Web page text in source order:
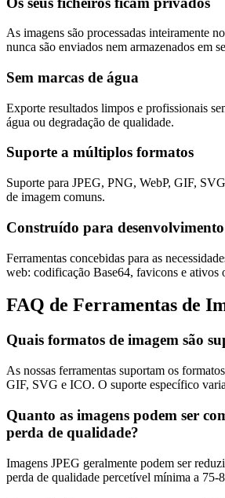
As imagens são processadas inteiramente
nunca são enviados nem armazenados em
Sem marcas de água
Exporte resultados limpos e profissionais
água ou degradação de qualidade.
Suporte a múltiplos formatos
Suporte para JPEG, PNG, WebP, GIF,
de imagem comuns.
Construído para
Ferramentas concebidas para as
web: codificação Base64, favicons e ativos
FAQ de Ferramentas de
Quais formatos de imagem são
As nossas ferramentas suportam os
GIF, SVG e ICO. O suporte específico
Quanto as imagens podem ser
perda de qualidade?
Imagens JPEG geralmente podem ser
perda de qualidade percetível mínima a 75-